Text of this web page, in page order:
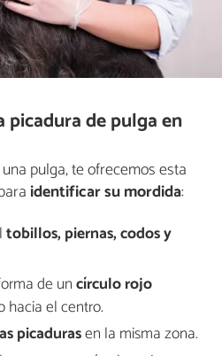
picadura de pulga en
pulga, te ofrecemos esta
identificar su mordida:
tobillos, piernas, codos y
de uncírculo rojo
hacia el centro.
picadurasen la misma zona.